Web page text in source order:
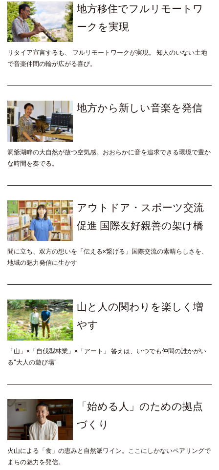
地方移住でフルリモートワ
ークを実現
リタイア宣言するも、 フルリモートワークが実現。 知人のいない土地
で音楽仲間の輪が広がる喜び。
地方から新しい音楽を発信
洞爺湖畔の大自然が放つ空気感。おおらかに音を追求できる環境で豊か
な時間を奏でる。
アウトドア・スポーツ交流
促進 国際友好親善の架け橋
間に立ち、双方の想いを「伝える×繋げる」国際交流の素晴らしさを、
地域の魅力発信に生かす
山と人の関わりを楽しく増
やす
「山」×「自伐型林業」×「アート」 答えは、いつでも仲間の誰かがい
る"大人の遊び場"
「始める人」のための拠点
づくり
火山による「食」の恵みと自然派ワイン。ここにしかないペアリングで
まちの魅力を発信。